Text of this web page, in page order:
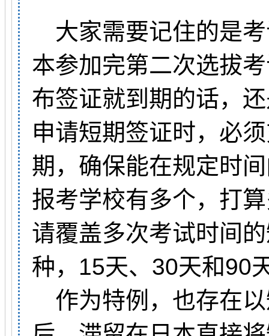
大家需要记住的是
本参加完第二次选拔
布签证就到期的话，
申请短期签证时，必
期，确保能在规定时
报考学校有多个，打
请覆盖多次考试时间
种，15天、30天和90
作为特例，也存在